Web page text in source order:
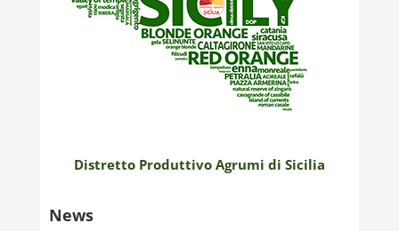
Distretto Produttivo Agrumi di Sicilia
News